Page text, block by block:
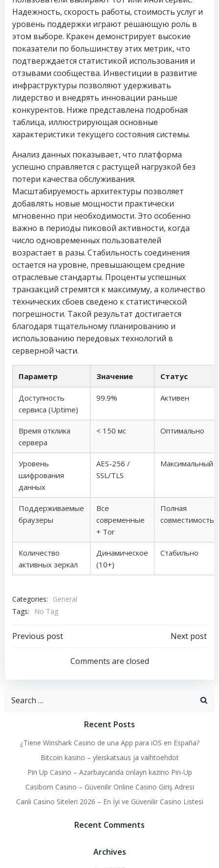
Надежность, скорость работы, стоимость услуг и
уровень поддержки играют решающую роль в
этом выборе. Кракен демонстрирует высокие
показатели по большинству этих метрик, что
подтверждается статистикой использования и
отзывами сообщества. Инвестиции в развитие
инфраструктуры позволяют удерживать
лидерство и внедрять инновации раньше
конкурентов. Ниже представлена подробная
таблица, иллюстрирующая основные
характеристики текущего состояния системы.
Анализ данных показывает, что платформа
успешно справляется с растущей нагрузкой без
потери качества обслуживания.
Масштабируемость архитектуры позволяет
добавлять новые мощности практически
мгновенно при необходимости. Это особенно
важно в периоды пиковой активности, когда
число одновременных пользователей
возрастает в разы. Стабильность соединения
остается на уровне, превышающем средние
отраслевые стандарты. Проценты успешных
транзакций стремятся к максимуму, а количество
технических сбоев сведено к статистической
погрешности. Такой результат достигается
благодаря тщательному планированию и
использованию передовых технологий в
серверной части.
Параметр Значение Статус
Доступность
сервиса (Uptime)
99.9% Активен
Время отклика
сервера
< 150 мс Оптимально
Уровень
шифрования
данных
AES-256 /
SSL/TLS
Максимальный
Поддерживаемые
браузеры
Все
современные
+ Tor
Полная
совместимость
Количество
активных зеркал
Динамическое
(10+)
Стабильно
Categories:
General
Tags:
No Tag
Post
navigation
Previous post
navigation
Next post
Comments are closed
Search
Recent Posts
¿Tiene Winshark Casino de una App para iOS en España?
Bitcoin kasino – yleiskatsaus ja vaihtoehdot
Pin Up Casino – Azərbaycanda onlayn kazino Pin-Up
Casibom Casino – Güvenilir Online Casino Giriş Adresi
Canlı Casino Siteleri 2026 – En İyi ve Güvenilir Casino Listesi
Recent Comments
Archives